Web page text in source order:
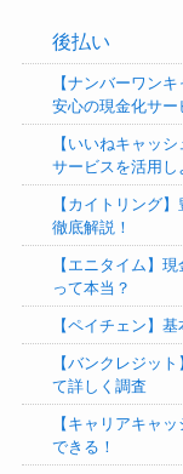
後払い
【ナンバーワン
安心の現金化サー
【いいねキャッ
サービスを活用し
【カイトリング
徹底解説！
【エニタイム】
って本当？
【ペイチェン】
【バンクレジッ
て詳しく調査
【キャリアキャ
できる！